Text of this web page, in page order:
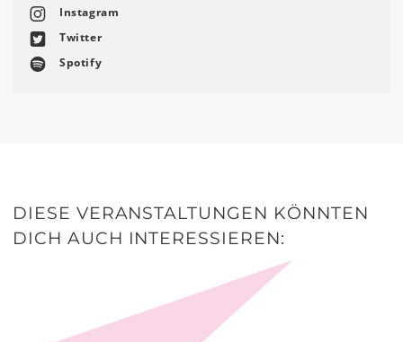
Instagram
Twitter
Spotify
DIESE VERANSTALTUNGEN KÖNNTEN
DICH AUCH INTERESSIEREN: